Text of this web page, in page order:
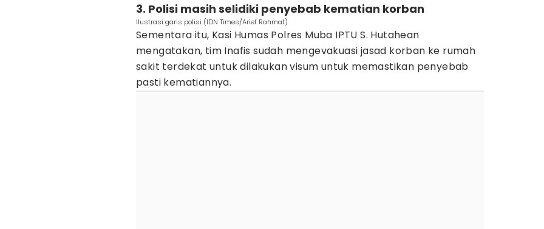
3. Polisi masih selidiki penyebab kematian korban
Ilustrasi garis polisi (IDN Times/Arief Rahmat)
Sementara itu, Kasi Humas Polres Muba IPTU S. Hutahean
mengatakan, tim Inafis sudah mengevakuasi jasad korban ke rumah
sakit terdekat untuk dilakukan visum untuk memastikan penyebab
pasti kematiannya.